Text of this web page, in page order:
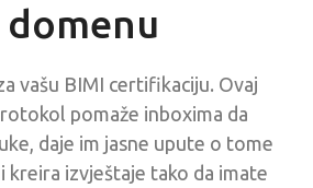
vašu BIMI certifikaciju. Ovaj
pomaže inboxima da
daje im jasne upute o tome
kreira izvještaje tako da imate